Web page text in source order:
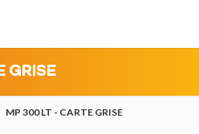
GRISE
MP 300 LT - CARTE GRISE